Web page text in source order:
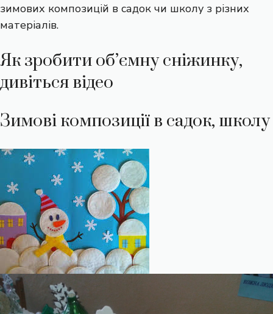
зимових композицій в садок чи школу з різних
матеріалів.
Як зробити об’ємну сніжинку,
дивіться відео
Зимові композиції в садок, школу